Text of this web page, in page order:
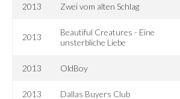
2013 Zwei vom alten Schlag
2013
Beautiful Creatures - Eine
unsterbliche Liebe
2013 OldBoy
2013 Dallas Buyers Club